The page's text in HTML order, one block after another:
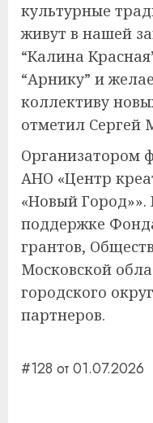
культурные
живут в нашей
“Калина
“Арнику” и
коллективу
отметил Сергей
Организатором
АНО «Центр
«Новый
поддержке
грантов,
Московской
городского
партнеров.
#128 от 01.07.2026